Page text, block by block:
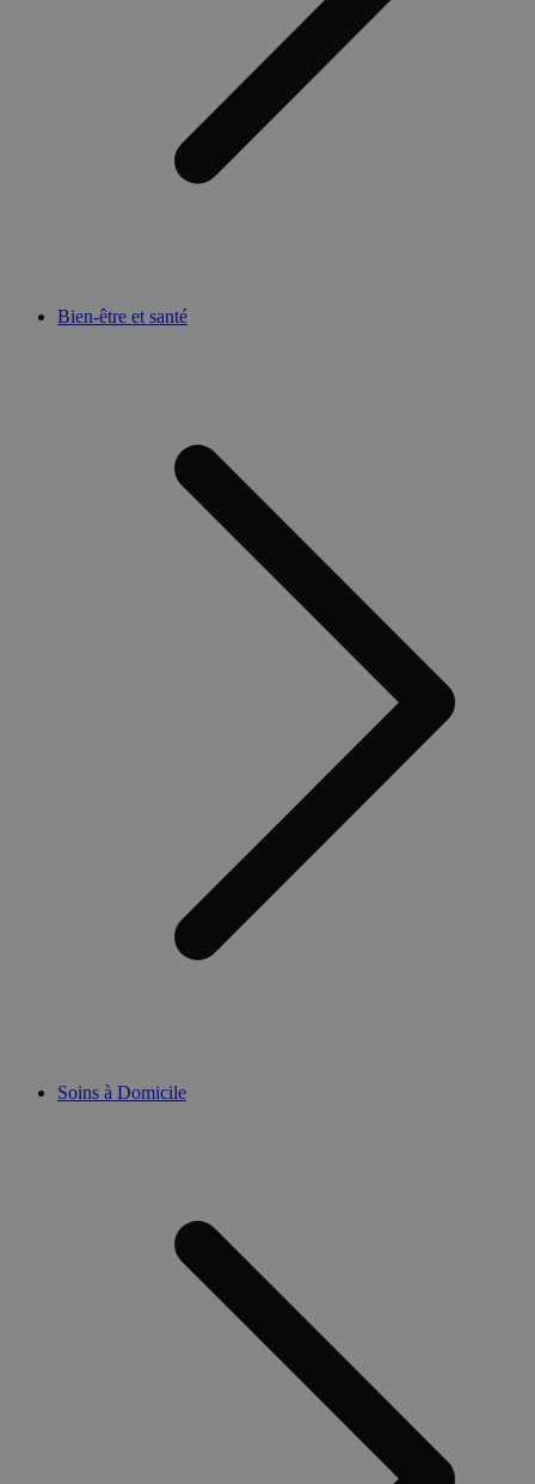
Bien-être et santé
Soins à Domicile